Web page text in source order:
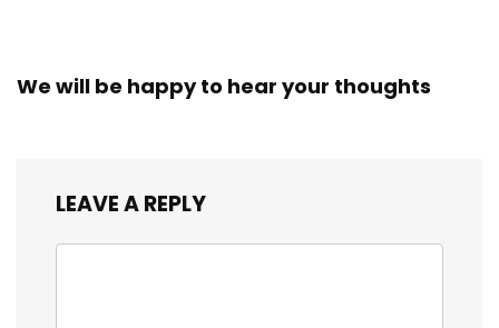
We will be happy to hear your thoughts
LEAVE A REPLY